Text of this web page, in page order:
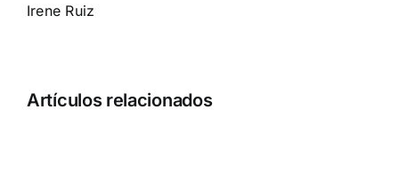
Irene Ruiz
Artículos relacionados
Cómo
gestionar